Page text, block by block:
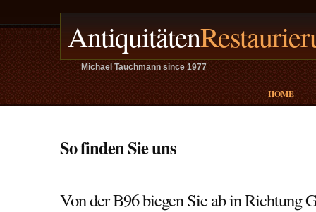
Antiquitäten
Michael Tauchmann since 1977
HOME
So finden Sie uns
Von der B96 biegen Sie ab in Richtung